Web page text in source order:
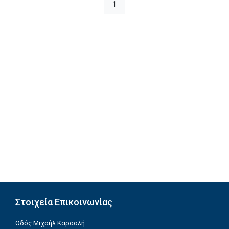
1
Στοιχεία Επικοινωνίας
Οδός Μιχαήλ Καραολή